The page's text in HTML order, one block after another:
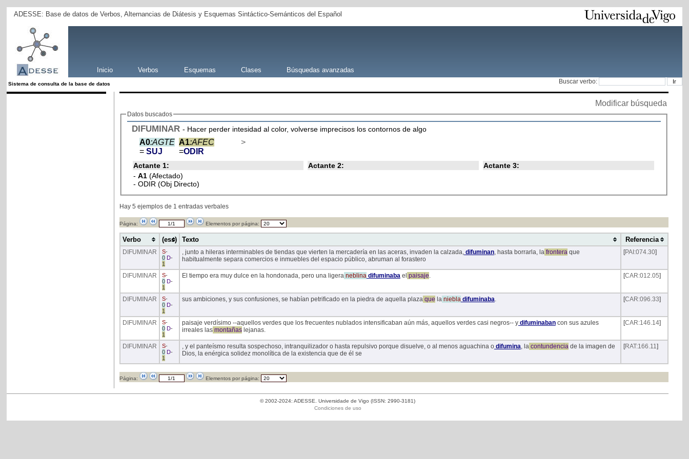
ADESSE: Base de datos de Verbos, Alternancias de Diátesis y Esquemas Sintáctico-Semánticos del Español
Inicio Verbos Esquemas Clases Búsquedas avanzadas
Sistema de consulta de la base de datos Buscar verbo:
Modificar búsqueda
Datos buscados
DIFUMINAR - Hacer perder intesidad al color, volverse imprecisos los contornos de algo
A0:AGTE
= SUJ
A1:AFEC
=ODIR
>
Actante 1:
- A1 (Afectado)
- ODIR (Obj Directo)
Actante 2: Actante 3:
Hay 5 ejemplos de 1 entradas verbales
Página: Elementos por página:
Verbo (ess) Texto Referencia
DIFUMINAR S-
0 D-
1
, junto a hileras interminables de tiendas que vierten la mercadería en las aceras, invaden la calzada,difuminan, hasta borrarla, lafronteraque
habitualmente separa comercios e inmuebles del espacio público, abruman al forastero
[PAI:074.30]
DIFUMINAR S-
0 D-
1
El tiempo era muy dulce en la hondonada, pero una ligeraneblinadifuminabael paisaje. [CAR:012.05]
DIFUMINAR S-
0 D-
1
sus ambiciones, y sus confusiones, se habían petrificado en la piedra de aquella plazaque laniebladifuminaba. [CAR:096.33]
DIFUMINAR S-
0 D-
1
paisaje verdísimo --aquellos verdes que los frecuentes nublados intensificaban aún más, aquellos verdes casi negros-- ydifuminabancon sus azules
irreales lasmontañaslejanas.
[CAR:146.14]
DIFUMINAR S-
0 D-
1
, y el panteísmo resulta sospechoso, intranquilizador o hasta repulsivo porque disuelve, o al menos aguachina odifumina, lacontundenciade la imagen de
Dios, la enérgica solidez monolítica de la existencia que de él se
[RAT:166.11]
Página: Elementos por página:
© 2002-2024: ADESSE. Universidade de Vigo (ISSN: 2990-3181)
Condiciones de uso